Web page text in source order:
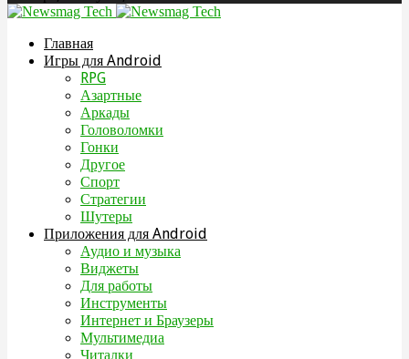
Главная
Игры для Android
RPG
Азартные
Аркады
Головоломки
Гонки
Другое
Спорт
Стратегии
Шутеры
Приложения для Android
Аудио и музыка
Виджеты
Для работы
Инструменты
Интернет и Браузеры
Мультимедиа
Читалки